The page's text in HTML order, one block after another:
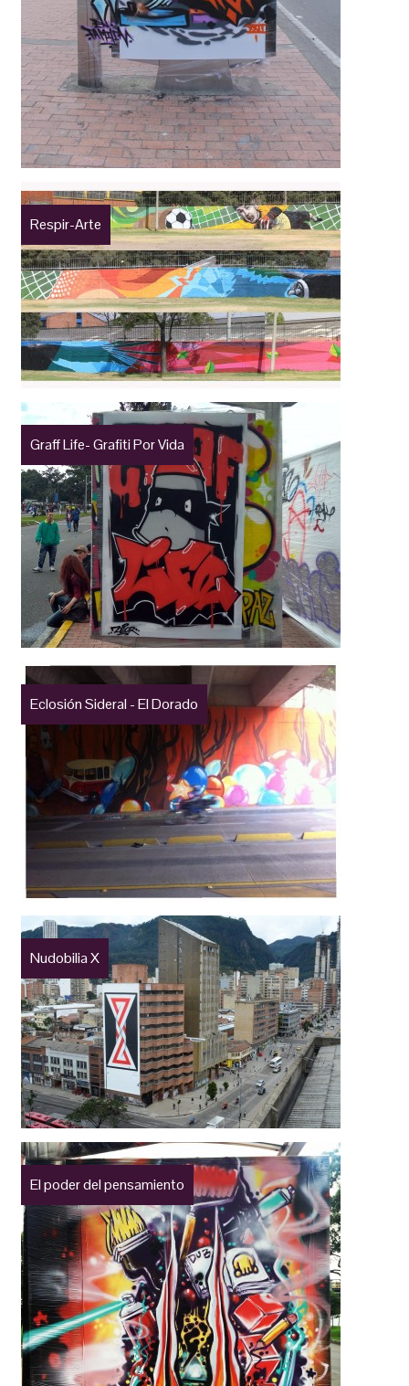
Respir-Arte
Graff Life- Grafiti Por Vida
Eclosión Sideral - El Dorado
Nudobilia X
El poder del pensamiento